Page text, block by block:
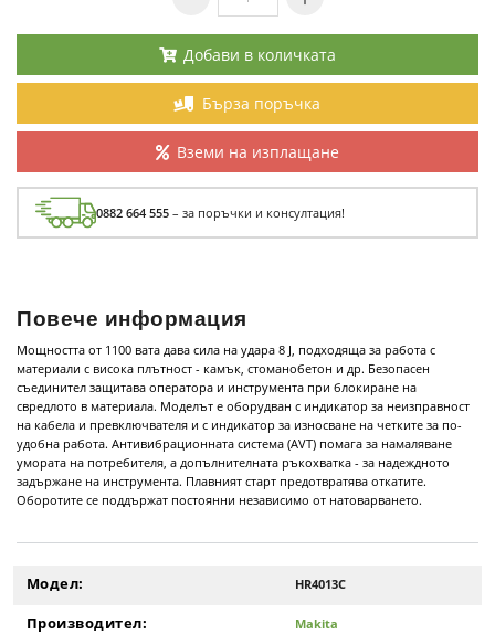
Добави в количката
Бърза поръчка
Вземи на изплащане
0882 664 555 – за поръчки и консултация!
Повече информация
Мощността от 1100 вата дава сила на удара 8 J, подходяща за работа с
материали с висока плътност - камък, стоманобетон и др. Безопасен
съединител защитава оператора и инструмента при блокиране на
свредлото в материала. Моделът е оборудван с индикатор за неизправност
на кабела и превключвателя и с индикатор за износване на четките за по-
удобна работа. Антивибрационната система (AVT) помага за намаляване
умората на потребителя, а допълнителната ръкохватка - за надеждното
задържане на инструмента. Плавният старт предотвратява откатите.
Оборотите се поддържат постоянни независимо от натоварването.
Модел: HR4013C
Производител: Makita